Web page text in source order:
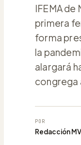
IFEMA de
primera
forma
la
alargará
congrega
POR
Redacción MV